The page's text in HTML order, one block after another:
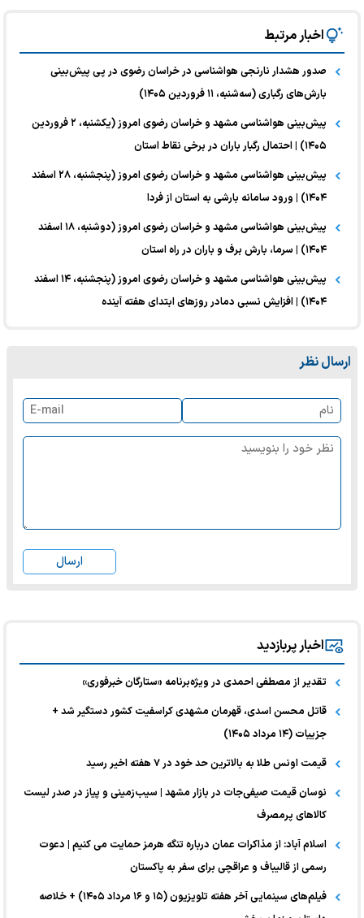
اخبار مرتبط
صدور هشدار نارنجی هواشناسی در خراسان رضوی در پی پیش‌بینی
بارش‌های رگباری (سه‌شنبه، ۱۱ فروردین ۱۴۰۵)
پیش‌بینی هواشناسی مشهد و خراسان رضوی امروز (یکشنبه، ۲ فروردین
۱۴۰۵) | احتمال رگبار باران در برخی نقاط استان
پیش‌بینی هواشناسی مشهد و خراسان رضوی امروز (پنجشنبه، ۲۸ اسفند
۱۴۰۴) | ورود سامانه بارشی به استان از فردا
پیش‌بینی هواشناسی مشهد و خراسان رضوی امروز (دوشنبه، ۱۸ اسفند
۱۴۰۴) | سرما، بارش برف و باران در راه استان
پیش‌بینی هواشناسی مشهد و خراسان رضوی امروز (پنجشنبه، ۱۴ اسفند
۱۴۰۴) | افزایش نسبی دمادر روز‌های ابتدای هفته آینده
ارسال نظر
ارسال
اخبار پربازدید
تقدیر از مصطفی احمدی در ویژه‌برنامه «ستارگان خبرفوری»
قاتل محسن اسدی، قهرمان مشهدی کراسفیت کشور دستگیر شد +
جزییات (۱۴ مرداد ۱۴۰۵)
قیمت اونس طلا به بالاترین حد خود در ۷ هفته اخیر رسید
نوسان قیمت صیفی‌جات در بازار مشهد | سیب‌زمینی و پیاز در صدر لیست
کالا‌های پرمصرف
اسلام آباد: از مذاکرات عمان درباره تنگه هرمز حمایت می کنیم | دعوت
رسمی از قالیباف و عراقچی برای سفر به پاکستان
فیلم‌های سینمایی آخر هفته تلویزیون (۱۵ و ۱۶ مرداد ۱۴۰۵) + خلاصه